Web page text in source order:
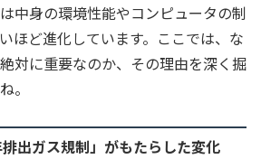
中身の環境性能やコンピュータの制
ほど進化しています。ここでは、な
対に重要なのか、その理由を深く掘
。
出ガス規制」がもたらした変化